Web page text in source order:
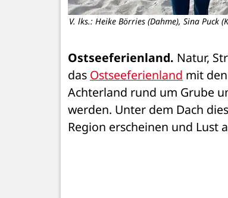
V. lks.: Heike Börries (Dahme), Sina Puck
Ostseeferienland. Natur,
das Ostseeferienland mit
Achterland rund um Grube
werden. Unter dem Dach
Region erscheinen und Lust